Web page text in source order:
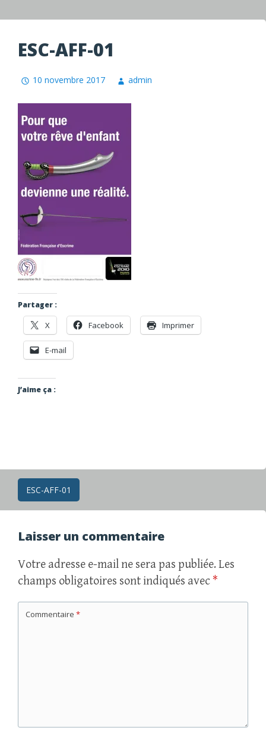
ESC-AFF-01
10 novembre 2017 admin
Partager :
X Facebook Imprimer
E-mail
J’aime ça :
Navigation
des
articles
ESC-AFF-01
Laisser un commentaire
Votre adresse e-mail ne sera pas publiée. Les
champs obligatoires sont indiqués avec *
Commentaire *